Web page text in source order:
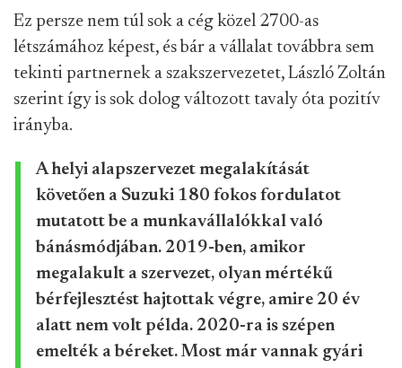
Ez persze nem túl sok a cég közel 2700-as
létszámához képest, és bár a vállalat továbbra sem
tekinti partnernek a szakszervezetet, László Zoltán
szerint így is sok dolog változott tavaly óta pozitív
irányba.
A helyi alapszervezet megalakítását
követően a Suzuki 180 fokos fordulatot
mutatott be a munkavállalókkal való
bánásmódjában. 2019-ben, amikor
megalakult a szervezet, olyan mértékű
bérfejlesztést hajtottak végre, amire 20 év
alatt nem volt példa. 2020-ra is szépen
emelték a béreket. Most már vannak gyári